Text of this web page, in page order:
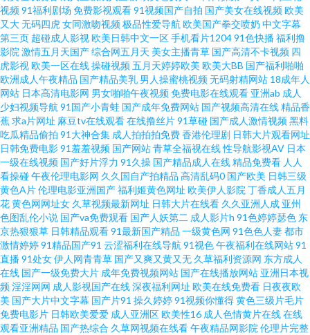
三页 97超碰人妻无码 麻豆成人I视频 欧美精品三区 岛国人妻x88tvAV 69福利
网 九一超碰成人 在线免费电影网址 精品传媒 婷婷香蕉欧美在线一区 菠萝AV
免费体验 91熟女网站 人人操高清AV自拍 91se白浆 精品欧美69 亚洲黄色性
视频 狠狠艹艹艹艹艹a 天天撸人人操 撸撸女子人妻啪啪亚洲网AV 超碰人人操
人人爱 av黑丝91蜜桃 日韩电影a级 9人人操人人看 狼友打炮自拍 香港成人网
成人三级超級碰碰 日韩久草在线 超碰人妻激情 日本天堂免费a 成人在线观看
h 91欧美精品熟女九色 欧美久久私人网站 伊人久久藏品 另类性爱综合 亚洲自
拍第3页 黑人肏层 婷婷色网站 日日操资源 全能影院在线观看福利 俺去也亚洲
色图 人妻中文精品 91呆哥大香蕉 精品久草视频 东京热人人操 影音先锋久久
资源 肏屄视频看看 天堂电影网 肏屄网址 人人射人人草 gay片免费看 日本不卡
视频91福利剧场 免费影视观看91视频国产自拍 国产美女在线视频欧美
又大无码四虎女同激吻视频极品性爱导航欧美国产拳交喷奶 中文字幕
第三页 超碰成人影视欧美日韩中文一区手机看片120491色快播福利撸
影院激情五月天国产综合网五月天 美女主播青草 国产高清不卡视频 四
虎影视欧美一区在线操碰视频五月天婷婷欧美 欧美大BB 国产福利啪啪
欧洲成人午夜精品 国产精品美乳 男人操蜜桃视频无码射精网站 18成年人
网站 日本高清电影网 男女啪啪午夜视频免费电影在线观看 亚洲ab 成人
少妇视频导航91国产小青蛙 国产成年免费网站 国产视频高清在线精品香
蕉求a片网址 麻豆tv在线观看在线撸丝片91草碰 国产成人激情视频黑料
吃瓜精品偷拍 91大神合集 成人拍拍拍免费香港伦理剧 日韩大片观看网址
日韩免费电影91羞羞视频 国产网站青草全福视在线性导航影视AV 日本
一级在线视频 国产好片浮力 91久操 国产精品成人在线精品免费看 人人
看操碰午夜伦理电影网 久久国自产拍精品 高清乱码0 国产欧美 日韩三级
黄色A片伦理电影亚洲国产福利姬黄色网址 欧美伊人影院丁香成人五月
花黄色网网址女 久草视频最新网址 日韩大片在线看 久久亚洲人成 亚州
色图乱伦小说 国产va免费观看 国产人妖第二 成人影片h 91色婷婷瑟色 东
京热狠狠草 日韩精品观看91最新国产精品 一级黄色网 91色色人妻都市
激情婷婷91精品国产91 云涩福利在线导航91视色午夜福利在线网站91
直播91处女伊人网青青草 国产又爽又黄又无 久草福利资源网 东方成人
在线 国产一级免费大片 成年免费视频网站 国产在线播放网站 亚洲日本视
频淫淫网网 成人影视国产在线深夜福利网址 欧美在线免费看 日夜夜欧
美 国产大片中文字幕 国产片91 操久婷婷91视频你懂得黄色三级片毛片
免费电影片 日韩欧美爱爱 成人亚洲区欧美性16 成人色情黄片在线在线
观看亚洲精品 国产热综合 久草网视频在线看午夜精品网影院伦理片完整